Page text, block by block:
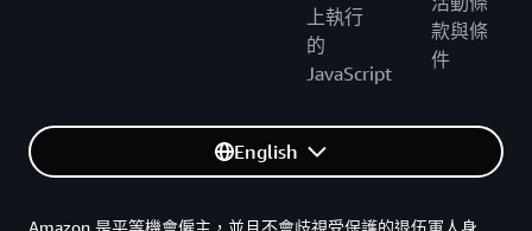
上執行
的
JavaScript
款與條
件
English